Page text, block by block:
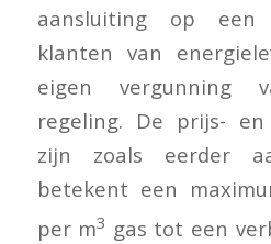
aansluiting op een
klanten van
eigen vergunning
regeling. De prijs- en
zijn zoals eerder
betekent een
per m3 gas tot een